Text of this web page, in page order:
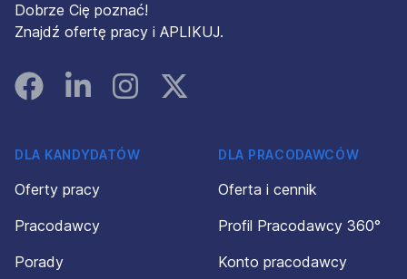
Dobrze Cię poznać!
Znajdź ofertę pracy i APLIKUJ.
FacebookLinked InInstagramInstagram
DLA KANDYDATÓW
Oferty pracy
Pracodawcy
Porady
DLA PRACODAWCÓW
Oferta i cennik
Profil Pracodawcy 360°
Konto pracodawcy